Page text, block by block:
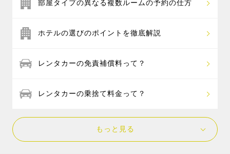
部屋タイプの異なる複数ルームの予約の仕方
ホテルの選びのポイントを徹底解説
レンタカーの免責補償料って？
レンタカーの乗捨て料金って？
もっと見る